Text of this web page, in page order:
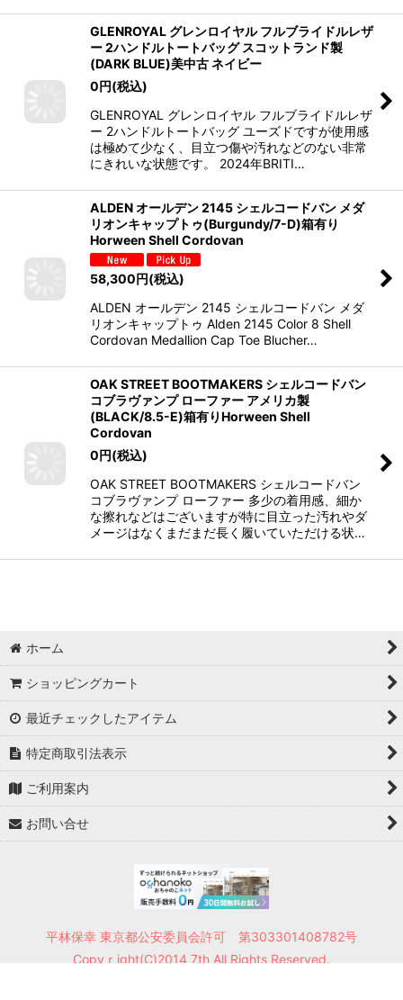
GLENROYAL グレンロイヤル フルブライドルレザ
ー 2ハンドルトートバッグ スコットランド製
(DARK BLUE)美中古 ネイビー
0円(税込)
GLENROYAL グレンロイヤル フルブライドルレザ
ー 2ハンドルトートバッグ ユーズドですが使用感
は極めて少なく、目立つ傷や汚れなどのない非常
にきれいな状態です。 2024年BRITI…
ALDEN オールデン 2145 シェルコードバン メダ
リオンキャップトゥ(Burgundy/7-D)箱有り
Horween Shell Cordovan
58,300 円(税込)
ALDEN オールデン 2145 シェルコードバン メダ
リオンキャップトゥ Alden 2145 Color 8 Shell
Cordovan Medallion Cap Toe Blucher…
OAK STREET BOOTMAKERS シェルコードバン
コブラヴァンプ ローファー アメリカ製
(BLACK/8.5-E)箱有りHorween Shell
Cordovan
0 円(税込)
OAK STREET BOOTMAKERS シェルコードバン
コブラヴァンプ ローファー 多少の着用感、細か
な擦れなどはございますが特に目立った汚れやダ
メージはなくまだまだ長く履いていただける状…
ホーム
ショッピングカート
最近チェックしたアイテム
特定商取引法表示
ご利用案内
お問い合せ
平林保幸 東京都公安委員会許可 第303301408782号
Copyｒight(C)2014 7th All Rights Reserved.